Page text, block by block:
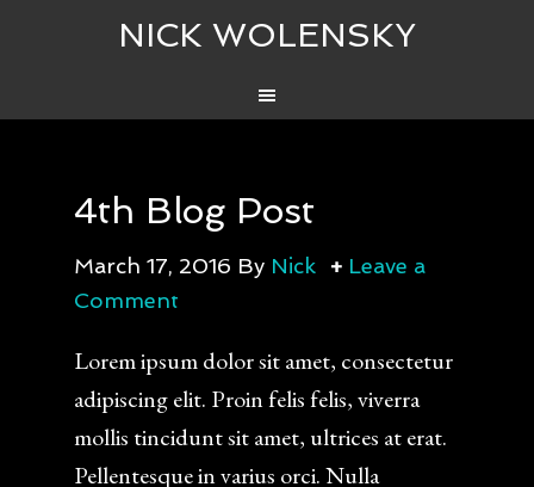
NICK WOLENSKY
4th Blog Post
March 17, 2016 By Nick
Leave a
Comment
Lorem ipsum dolor sit amet, consectetur
adipiscing elit. Proin felis felis, viverra
mollis tincidunt sit amet, ultrices at erat.
Pellentesque in varius orci. Nulla